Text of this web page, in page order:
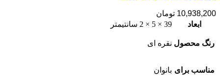
10,938,200 تومان
ابعاد
39 × 5 × 2 سانتیمتر
رنگ محصول نقره ای
مناسب برای بانوان